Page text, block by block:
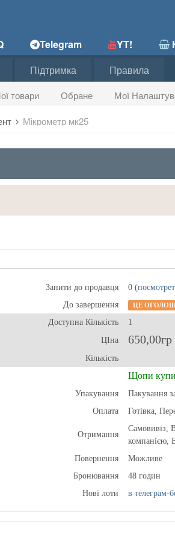
Telegram YT!
товари Обране Мої
Підтримка Правила
Мікрометр мк25
Запити до продавця 0 (
До завершення
ЦЕ
Доступна Кількість
1
ЦІна
650,00гр
Кількість
Щопи
Упакування
Пакування
Оплата
Готівка,
Отримання
Самовивіз,
компанією,
Повернення
Можливе
Бронювання
48 годин
Нові лоти
в телеграм-